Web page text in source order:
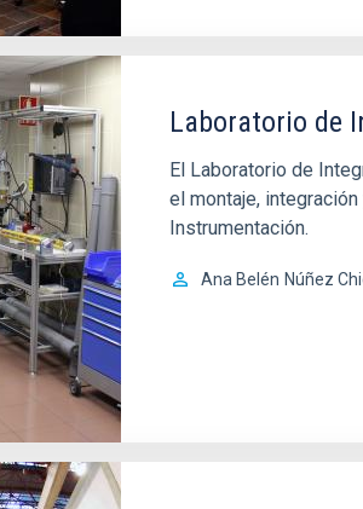
Laboratorio de
El Laboratorio de
el montaje,
Instrumentación.
Ana Belén Núñez